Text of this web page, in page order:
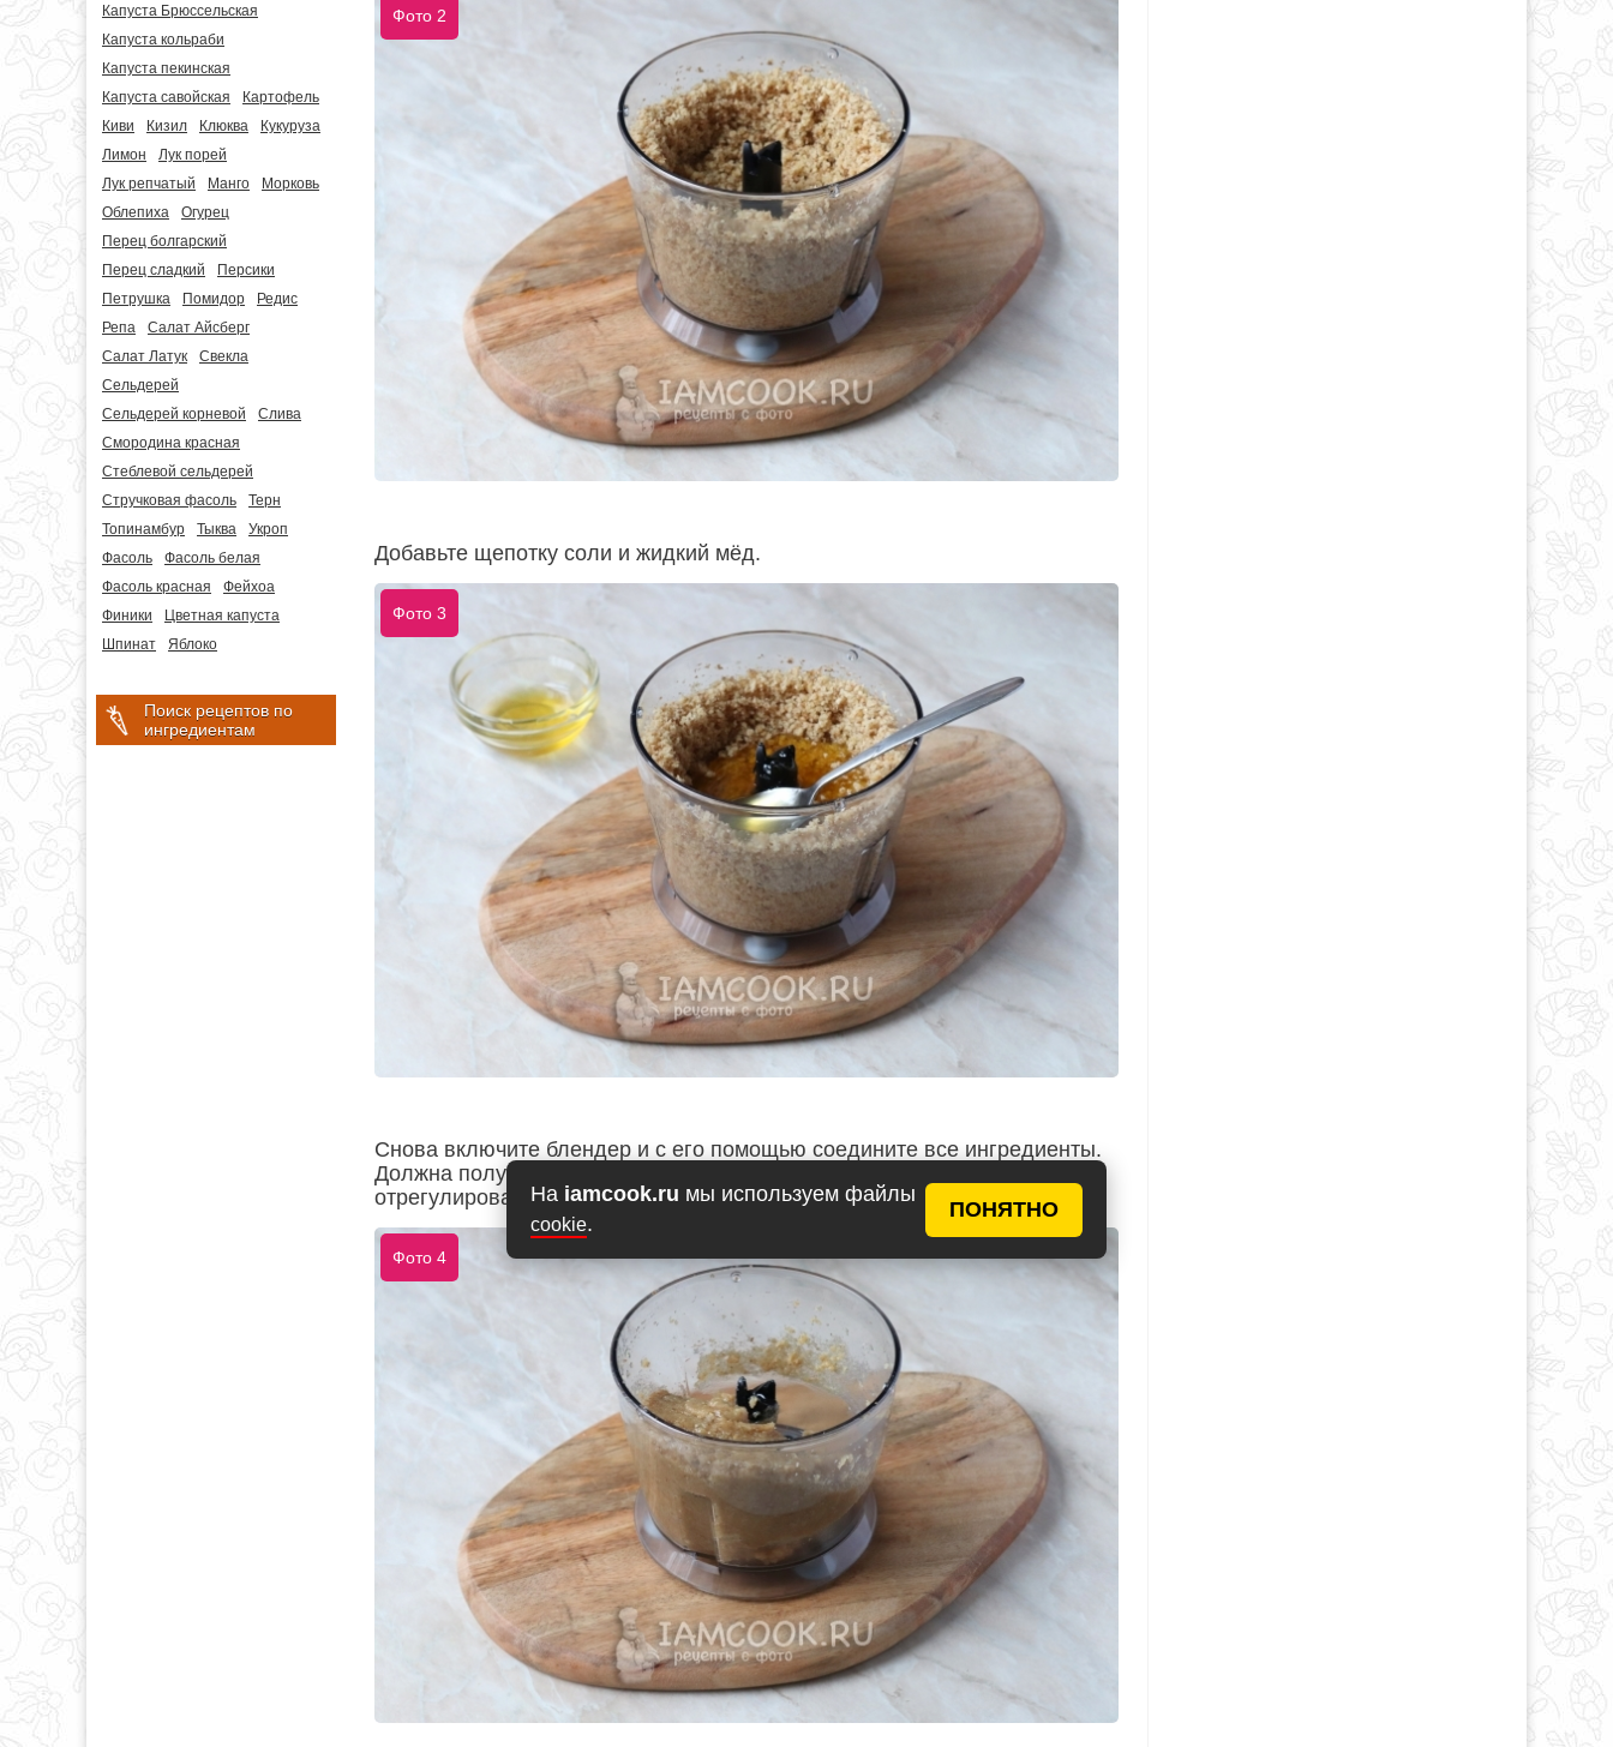
На iamcook.ru мы используем файлы
cookie.
ПОНЯТНО
Капуста Брюссельская
Капуста кольраби
Капуста пекинская
Капуста савойская
Картофель
Киви
Кизил Клюква
Кукуруза
Лимон
Лук порей
Лук репчатый
Манго
Морковь
Облепиха
Огурец
Перец болгарский
Перец сладкий
Персики
Петрушка
Помидор
Редис
Репа
Салат Айсберг
Салат Латук
Свекла
Сельдерей
Сельдерей корневой
Слива
Смородина красная
Стеблевой сельдерей
Стручковая фасоль
Терн
Топинамбур
Тыква
Укроп
Фасоль
Фасоль белая
Фасоль красная
Фейхоа
Финики
Цветная капуста
Шпинат
Яблоко
Поиск рецептов по
ингредиентам
Фото 2
Добавьте щепотку соли и жидкий мёд.
Фото 3
Снова включите блендер и с его помощью соедините все ингредиенты.
Должна получиться гладкая однородная масса, густоту которой можно
отрегулировать количеством мёда.
Фото 4